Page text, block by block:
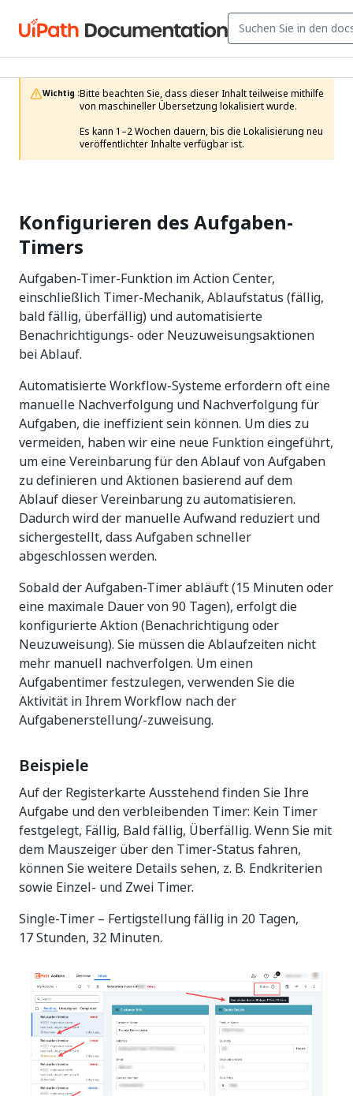
Wichtig :Bitte beachten Sie, dass dieser Inhalt teilweise mithilfe
von maschineller Übersetzung lokalisiert wurde.
Es kann 1–2 Wochen dauern, bis die Lokalisierung neu
veröffentlichter Inhalte verfügbar ist.
Konfigurieren des Aufgaben-
Timers
Aufgaben-Timer-Funktion im Action Center,
einschließlich Timer-Mechanik, Ablaufstatus (fällig,
bald fällig, überfällig) und automatisierte
Benachrichtigungs- oder Neuzuweisungsaktionen
bei Ablauf.
Automatisierte Workflow-Systeme erfordern oft eine
manuelle Nachverfolgung und Nachverfolgung für
Aufgaben, die ineffizient sein können. Um dies zu
vermeiden, haben wir eine neue Funktion eingeführt,
um eine Vereinbarung für den Ablauf von Aufgaben
zu definieren und Aktionen basierend auf dem
Ablauf dieser Vereinbarung zu automatisieren.
Dadurch wird der manuelle Aufwand reduziert und
sichergestellt, dass Aufgaben schneller
abgeschlossen werden.
Sobald der Aufgaben-Timer abläuft (15 Minuten oder
eine maximale Dauer von 90 Tagen), erfolgt die
konfigurierte Aktion (Benachrichtigung oder
Neuzuweisung). Sie müssen die Ablaufzeiten nicht
mehr manuell nachverfolgen. Um einen
Aufgabentimer festzulegen, verwenden Sie die
Aktivität in Ihrem Workflow nach der
Aufgabenerstellung/-zuweisung.
Beispiele
Auf der Registerkarte Ausstehend finden Sie Ihre
Aufgabe und den verbleibenden Timer: Kein Timer
festgelegt, Fällig, Bald fällig, Überfällig. Wenn Sie mit
dem Mauszeiger über den Timer-Status fahren,
können Sie weitere Details sehen, z. B. Endkriterien
sowie Einzel- und Zwei Timer.
Single-Timer – Fertigstellung fällig in 20 Tagen,
17 Stunden, 32 Minuten.